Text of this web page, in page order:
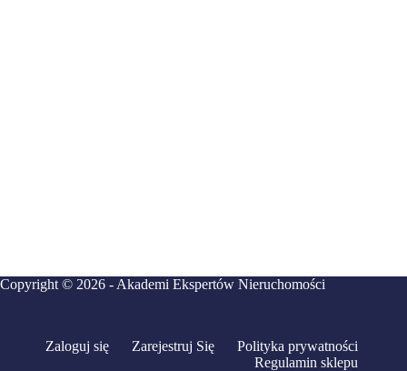
Copyright © 2026 - Akademi Ekspertów Nieruchomości
Zaloguj się Zarejestruj Się
Polityka prywatności
Regulamin sklepu